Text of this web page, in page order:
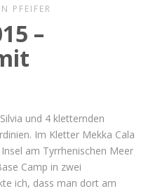
PFEIFER
–
und 4 kletternden
Im Kletter Mekka Cala
am Tyrrhenischen Meer
Camp in zwei
ich, dass man dort am